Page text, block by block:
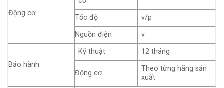
Động cơ
Tốc độ
v/p
Nguồn điện
v
Bảo hành
Kỹ thuật 12 tháng
Động cơ
Theo từng hãng sản
xuất